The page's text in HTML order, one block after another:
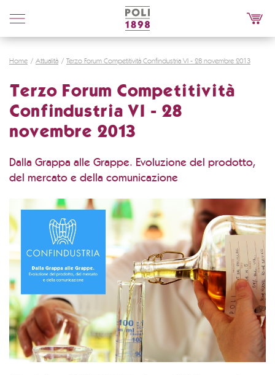
Poli
Distillerie
Home Attualità Terzo Forum Competitività Confindustria VI - 28 novembre 2013
Terzo Forum Competitività
Confindustria VI - 28
novembre 2013
Dalla Grappa alle Grappe. Evoluzione del prodotto,
del mercato e della comunicazione